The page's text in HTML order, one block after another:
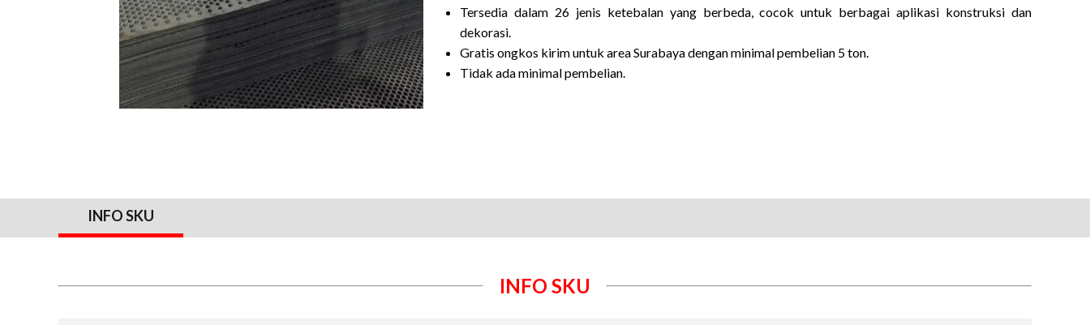
Tersedia dalam 26 jenis ketebalan yang berbeda, cocok untuk berbagai aplikasi konstruksi dan
dekorasi.
Gratis ongkos kirim untuk area Surabaya dengan minimal pembelian 5 ton.
Tidak ada minimal pembelian.
INFO SKU
INFO SKU